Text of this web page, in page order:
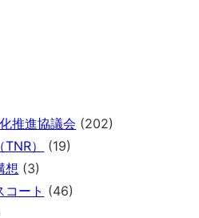
推進協議会 (202)
）
(19)
想 (3)
コート (46)